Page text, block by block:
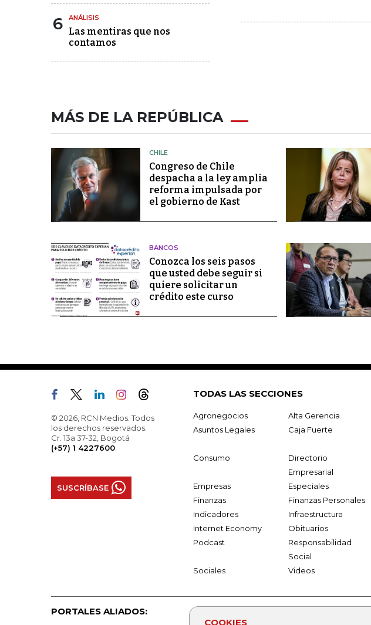
COOKIES
6 ANÁLISIS
Las mentiras que nos
contamos
MÁS DE LA REPÚBLICA
CHILE
Congreso de Chile
despacha a la ley amplia
reforma impulsada por
el gobierno de Kast
BANCOS
Conozca los seis pasos
que usted debe seguir si
quiere solicitar un
crédito este curso
© 2026, RCN Medios. Todos
los derechos reservados.
Cr. 13a 37-32, Bogotá
(+57) 1 4227600
SUSCRÍBASE
TODAS LAS SECCIONES
Agronegocios Alta Gerencia
Asuntos Legales
Caja Fuerte
Consumo
Directorio
Empresarial
Empresas Especiales
Finanzas
Finanzas Personales
Indicadores
Infraestructura
Internet Economy
Obituarios
Podcast
Responsabilidad
Social
Sociales Videos
PORTALES ALIADOS: